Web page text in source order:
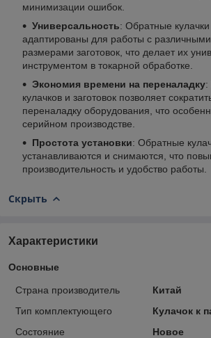
минимизации ошибок.
Универсальность: Обратные
адаптированы для работы с
размерами заготовок, что делает их
инструментом в токарной обработке.
Экономия времени на переналадку:
кулачков и заготовок позволяет
переналадку оборудования, что
серийном производстве.
Простота установки: Обратные
устанавливаются и снимаются, что
производительность и удобство работы.
Скрыть
Характеристики
Основные
Страна производитель
Китай
Тип комплектующего
Кулачок к
Состояние
Новое